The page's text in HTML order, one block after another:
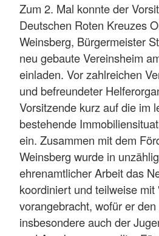
Zum 2. Mal konnte der
Deutschen Roten Kreuzes
Weinsberg, Bürgermeister
neu gebaute Vereinsheim
einladen. Vor zahlreichen
und befreundeter
Vorsitzende kurz auf die im
bestehende
ein. Zusammen mit dem
Weinsberg wurde in
ehrenamtlicher Arbeit das
koordiniert und teilweise
vorangebracht, wofür er
insbesondere auch der